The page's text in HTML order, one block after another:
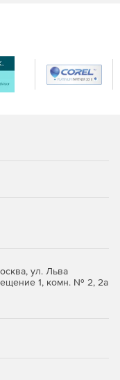
для нарезания
установки и
станка.
и в кондукторе.
отверстий.
их устранения.
ул. Льва
1, комн. № 2, 2а